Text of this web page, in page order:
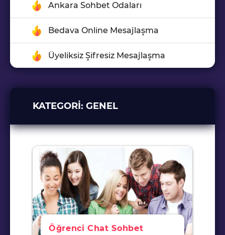
Ankara Sohbet Odaları
Bedava Online Mesajlaşma
Üyeliksiz Şifresiz Mesajlaşma
KATEGORI: GENEL
Öğrenci Chat Sohbet